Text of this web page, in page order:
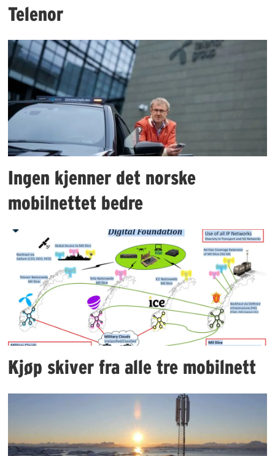
Telenor
Ingen kjenner det norske
mobilnettet bedre
Kjøp skiver fra alle tre mobilnett